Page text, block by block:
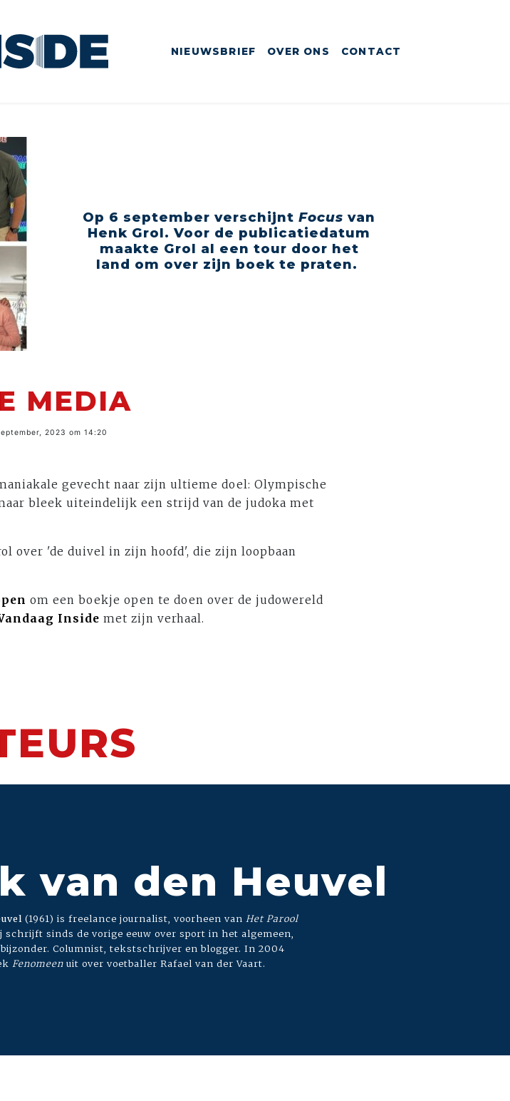
NIEUWSBRIEF OVER ONS CONTACT
Op 6 september verschijnt Focus van
Henk Grol. Voor de publicatiedatum
maakte Grol al een tour door het
land om over zijn boek te praten.
MEDIA
2023 om 14:20
gevecht naar zijn ultieme doel: Olympische
bleek uiteindelijk een strijd van de judoka met
over 'de duivel in zijn hoofd', die zijn loopbaan
om een boekje open te doen over de judowereld
Inside met zijn verhaal.
van den Heuvel
(1961) is freelance journalist, voorheen van Het Parool
schrijft sinds de vorige eeuw over sport in het algemeen,
Columnist, tekstschrijver en blogger. In 2004
Fenomeen uit over voetballer Rafael van der Vaart.